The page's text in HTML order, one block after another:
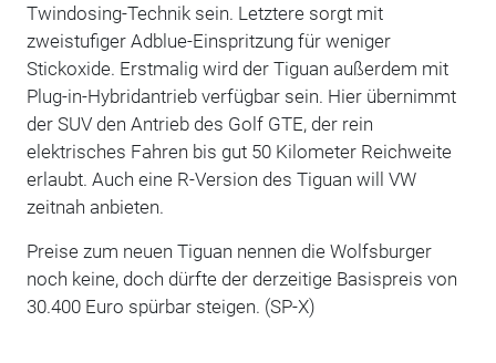
Twindosing-Technik sein. Letztere sorgt mit
zweistufiger Adblue-Einspritzung für weniger
Stickoxide. Erstmalig wird der Tiguan außerdem mit
Plug-in-Hybridantrieb verfügbar sein. Hier übernimmt
der SUV den Antrieb des Golf GTE, der rein
elektrisches Fahren bis gut 50 Kilometer Reichweite
erlaubt. Auch eine R-Version des Tiguan will VW
zeitnah anbieten.
Preise zum neuen Tiguan nennen die Wolfsburger
noch keine, doch dürfte der derzeitige Basispreis von
30.400 Euro spürbar steigen. (SP-X)